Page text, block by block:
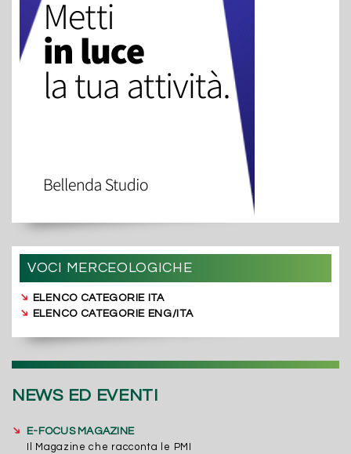
VOCI MERCEOLOGICHE
➔ ELENCO CATEGORIE ITA
➔ ELENCO CATEGORIE ENG/ITA
NEWS ED EVENTI
➔
E-FOCUS MAGAZINE
Il Magazine che racconta le PMI